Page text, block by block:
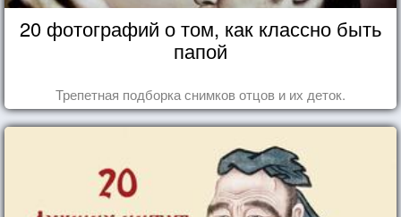
20 фотографий о том, как классно быть
папой
Трепетная подборка снимков отцов и их деток.